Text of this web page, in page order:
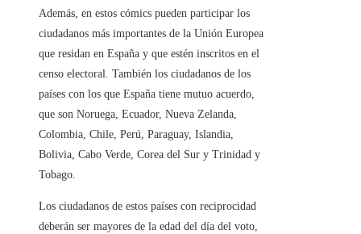
Además, en estos cómics pueden participar los
ciudadanos más importantes de la Unión Europea
que residan en España y que estén inscritos en el
censo electoral. También los ciudadanos de los
países con los que España tiene mutuo acuerdo,
que son Noruega, Ecuador, Nueva Zelanda,
Colombia, Chile, Perú, Paraguay, Islandia,
Bolivia, Cabo Verde, Corea del Sur y Trinidad y
Tobago.
Los ciudadanos de estos países con reciprocidad
deberán ser mayores de la edad del día del voto,